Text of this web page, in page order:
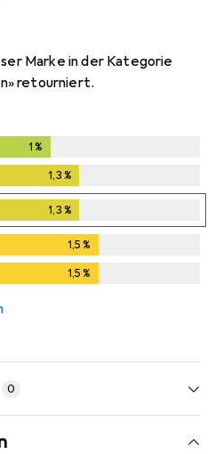
Marke in der Kategorie
retourniert.
1 %
1,3%
1,3%
1,5%
1,5%
0